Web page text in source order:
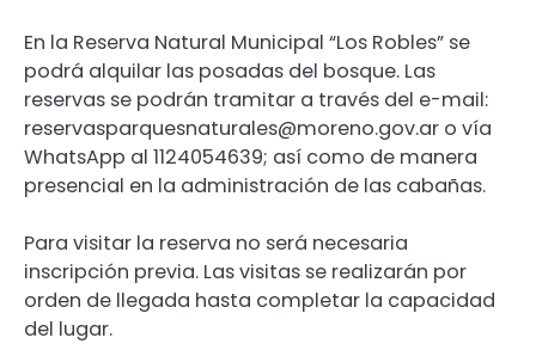
En la Reserva Natural Municipal “Los Robles” se
podrá alquilar las posadas del bosque. Las
reservas se podrán tramitar a través del e-mail:
reservasparquesnaturales@moreno.gov.ar o vía
WhatsApp al 1124054639; así como de manera
presencial en la administración de las cabañas.
Para visitar la reserva no será necesaria
inscripción previa. Las visitas se realizarán por
orden de llegada hasta completar la capacidad
del lugar.